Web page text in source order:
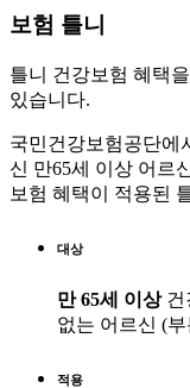
보험 틀니
틀니 건강보험 혜택
있습니다.
국민건강보험공단에
신 만65세 이상 어르
보험 혜택이 적용된
대상
만 65세 이상건
없는 어르신 (
적용